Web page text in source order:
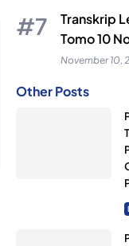
Transkrip
Tomo 10
November 10,
Other Posts